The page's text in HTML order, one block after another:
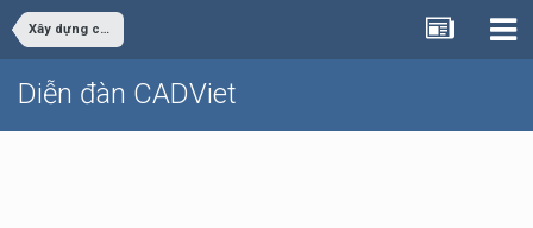
Xây dựng công trình
Diễn đàn CADViet